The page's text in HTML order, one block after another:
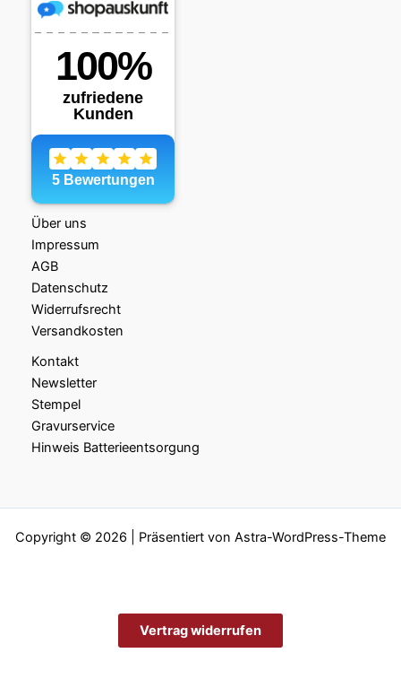
Über uns
Impressum
AGB
Datenschutz
Widerrufsrecht
Versandkosten
Kontakt
Newsletter
Stempel
Gravurservice
Hinweis Batterieentsorgung
Copyright © 2026 | Präsentiert von Astra-WordPress-Theme
Vertrag widerrufen